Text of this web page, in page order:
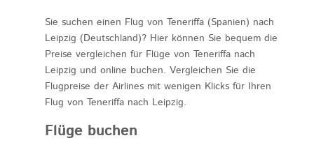
Sie suchen einen Flug von Teneriffa (Spanien) nach
Leipzig (Deutschland)? Hier können Sie bequem die
Preise vergleichen für Flüge von Teneriffa nach
Leipzig und online buchen. Vergleichen Sie die
Flugpreise der Airlines mit wenigen Klicks für Ihren
Flug von Teneriffa nach Leipzig.
Flüge buchen